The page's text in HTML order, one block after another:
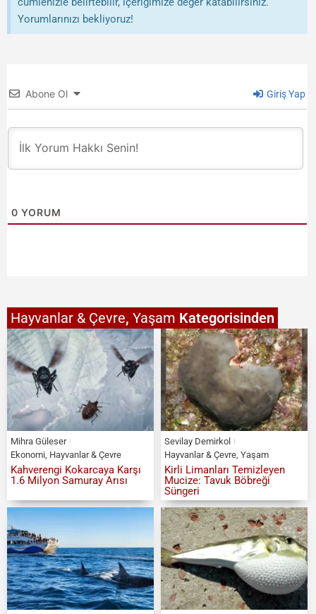
Yorumlarınızı bekliyoruz!
Abone Ol Giriş Yap
0 YORUM
Hayvanlar & Çevre, Yaşam Kategorisinden
Mihra Güleser
Ekonomi, Hayvanlar & Çevre
Kahverengi Kokarcaya Karşı
1.6 Milyon Samuray Arısı
Sevilay Demirkol
Hayvanlar & Çevre, Yaşam
Kirli Limanları Temizleyen
Mucize: Tavuk Böbreği
Süngeri